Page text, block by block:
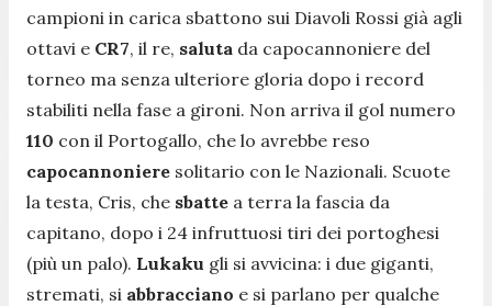
campioni in carica sbattono sui Diavoli Rossi già agli
ottavi e CR7, il re, saluta da capocannoniere del
torneo ma senza ulteriore gloria dopo i record
stabiliti nella fase a gironi. Non arriva il gol numero
110 con il Portogallo, che lo avrebbe reso
capocannoniere solitario con le Nazionali. Scuote
la testa, Cris, che sbatte a terra la fascia da
capitano, dopo i 24 infruttuosi tiri dei portoghesi
(più un palo). Lukaku gli si avvicina: i due giganti,
stremati, si abbracciano e si parlano per qualche